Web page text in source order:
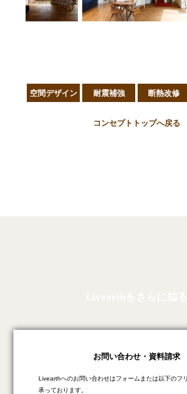
空間デザイン 耐震補強 断熱改修
コンセプトトップへ戻る
お問い合わせ・資料請求
Livearthへのお問い合わせはフォームまたは以下のフ
承っております。